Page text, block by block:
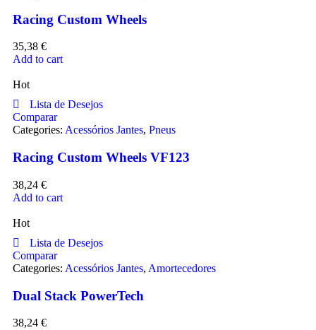
Racing Custom Wheels
35,38 €
Add to cart
Hot
Lista de Desejos
Comparar
Categories: Acessórios Jantes, Pneus
Racing Custom Wheels VF123
38,24 €
Add to cart
Hot
Lista de Desejos
Comparar
Categories: Acessórios Jantes, Amortecedores
Dual Stack PowerTech
38,24 €